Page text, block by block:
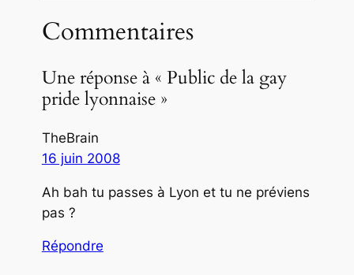
Commentaires
Une réponse à « Public de la gay
pride lyonnaise »
TheBrain
16 juin 2008
Ah bah tu passes à Lyon et tu ne préviens
pas ?
Répondre